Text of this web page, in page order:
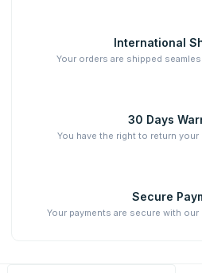
International
Your orders are shipped
30 Days
You have the right to return your
Secure
Your payments are secure with